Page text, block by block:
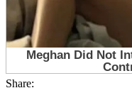
Share: